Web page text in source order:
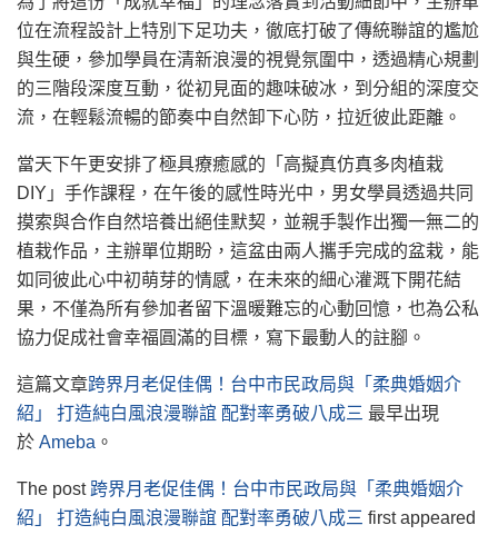
位在流程設計上特別下足功夫，徹底打破了傳統聯誼的尷尬
與生硬，參加學員在清新浪漫的視覺氛圍中，透過精心規劃
的三階段深度互動，從初見面的趣味破冰，到分組的深度交
流，在輕鬆流暢的節奏中自然卸下心防，拉近彼此距離。
當天下午更安排了極具療癒感的「高擬真仿真多肉植栽
DIY」手作課程，在午後的感性時光中，男女學員透過共同
摸索與合作自然培養出絕佳默契，並親手製作出獨一無二的
植栽作品，主辦單位期盼，這盆由兩人攜手完成的盆栽，能
如同彼此心中初萌芽的情感，在未來的細心灌溉下開花結
果，不僅為所有參加者留下溫暖難忘的心動回憶，也為公私
協力促成社會幸福圓滿的目標，寫下最動人的註腳。
這篇文章跨界月老促佳偶！台中市民政局與「柔典婚姻介
紹」 打造純白風浪漫聯誼 配對率勇破八成三 最早出現
於 Ameba 。
The post 跨界月老促佳偶！台中市民政局與「柔典婚姻介
紹」 打造純白風浪漫聯誼 配對率勇破八成三 first appeared